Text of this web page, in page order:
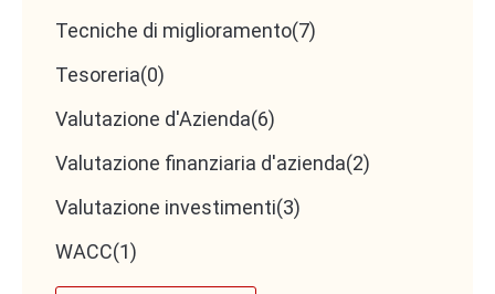
Tecniche di miglioramento(7)
Tesoreria(0)
Valutazione d'Azienda(6)
Valutazione finanziaria d'azienda(2)
Valutazione investimenti(3)
WACC(1)